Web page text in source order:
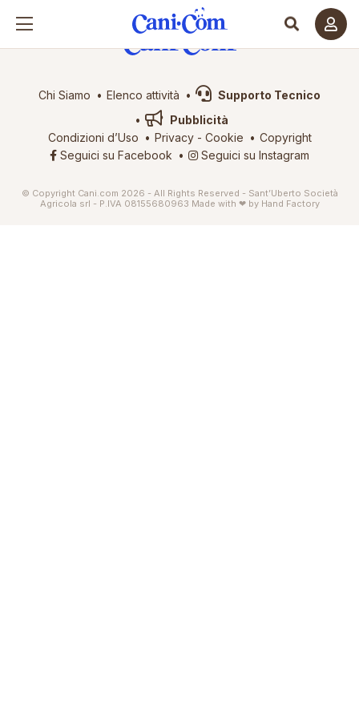
Chi Siamo Elenco attività
Supporto Tecnico
Pubblicità
Condizioni d’Uso
Privacy- Cookie
Copyright
Seguici su Facebook
Seguici su Instagram
© Copyright Cani.com 2026 - All Rights Reserved - Sant’Uberto Società
Agricola srl - P.IVA 08155680963 Made with ❤ by Hand Factory